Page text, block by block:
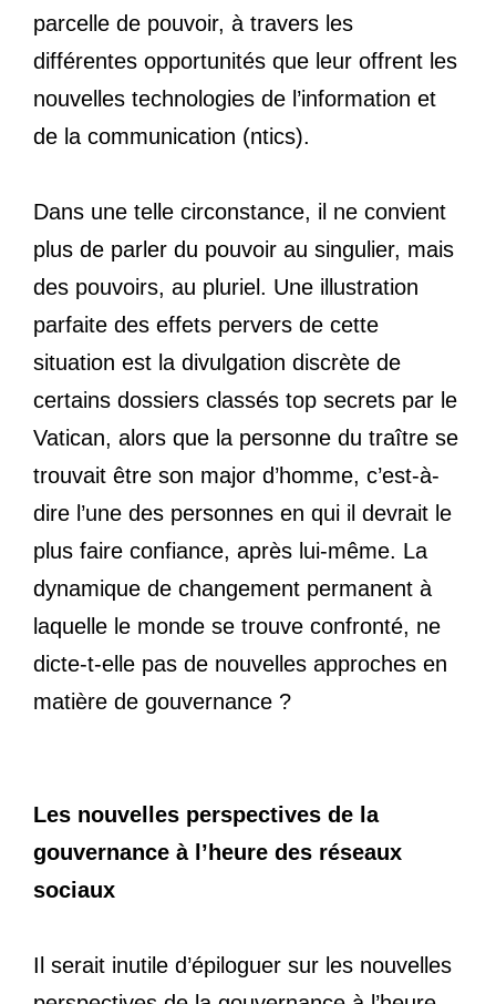
parcelle de pouvoir, à travers les
différentes opportunités que leur offrent les
nouvelles technologies de l’information et
de la communication (ntics).
Dans une telle circonstance, il ne convient
plus de parler du pouvoir au singulier, mais
des pouvoirs, au pluriel. Une illustration
parfaite des effets pervers de cette
situation est la divulgation discrète de
certains dossiers classés top secrets par le
Vatican, alors que la personne du traître se
trouvait être son major d’homme, c’est-à-
dire l’une des personnes en qui il devrait le
plus faire confiance, après lui-même. La
dynamique de changement permanent à
laquelle le monde se trouve confronté, ne
dicte-t-elle pas de nouvelles approches en
matière de gouvernance ?
Les nouvelles perspectives de la
gouvernance à l’heure des réseaux
sociaux
Il serait inutile d’épiloguer sur les nouvelles